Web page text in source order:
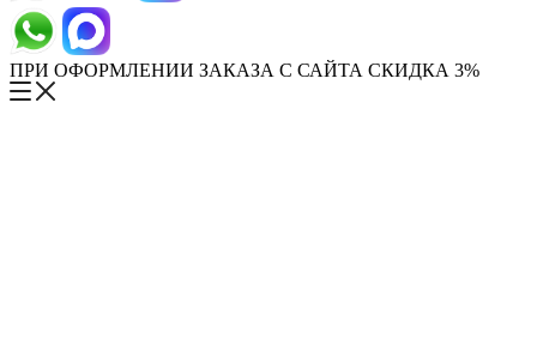
ПРИ ОФОРМЛЕНИИ ЗАКАЗА С САЙТА СКИДКА 3%